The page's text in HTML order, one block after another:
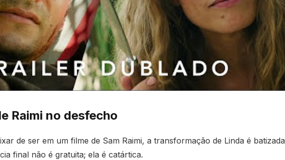
Raimi no desfecho
de ser em um filme de Sam Raimi, a transformação de Linda é batizada
final não é gratuita; ela é catártica.